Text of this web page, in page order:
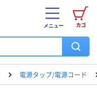
カゴ
メニュー
電源タップ/電源コード